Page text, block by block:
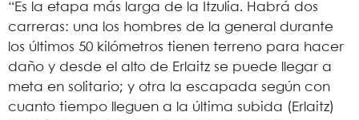
“Es la etapa más larga de la Itzulia. Habrá dos
carreras: una los hombres de la general durante
los últimos 50 kilómetros tienen terreno para hacer
daño y desde el alto de Erlaitz se puede llegar a
meta en solitario; y otra la escapada según con
cuanto tiempo lleguen a la última subida (Erlaitz)